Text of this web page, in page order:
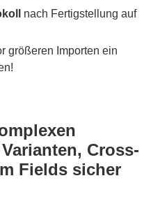
nach Fertigstellung auf
größeren Importen ein
Cross-
Fields sicher